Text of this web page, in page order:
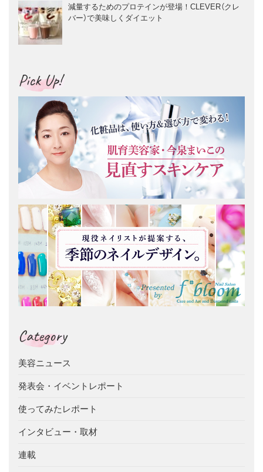
減量するためのプロテインが登場！CLEVER（クレ
バー）で美味しくダイエット
Pick Up!
Category
美容ニュース
発表会・イベントレポート
使ってみたレポート
インタビュー・取材
連載